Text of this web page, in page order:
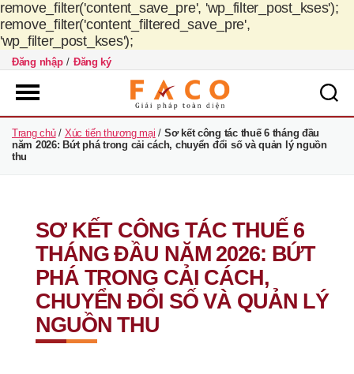
remove_filter('content_save_pre', 'wp_filter_post_kses');
remove_filter('content_filtered_save_pre',
'wp_filter_post_kses');
Đăng nhập / Đăng ký
FACO
Việt
Nam
Trang chủ/ Xúc tiến thương mại / Sơ kết công tác thuế 6 tháng đầu
năm 2026: Bứt phá trong cải cách, chuyển đổi số và quản lý nguồn
thu
SƠ KẾT CÔNG TÁC THUẾ 6
THÁNG ĐẦU NĂM 2026: BỨT
PHÁ TRONG CẢI CÁCH,
CHUYỂN ĐỔI SỐ VÀ QUẢN LÝ
NGUỒN THU